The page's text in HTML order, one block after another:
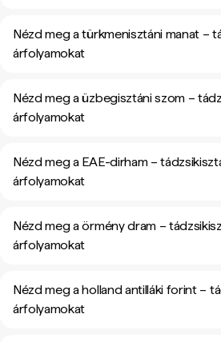
Nézd meg a türkmenisztáni manat –
árfolyamokat
Nézd meg a üzbegisztáni szom –
árfolyamokat
Nézd meg a EAE-dirham –
árfolyamokat
Nézd meg a örmény dram –
árfolyamokat
Nézd meg a holland antilláki forint –
árfolyamokat